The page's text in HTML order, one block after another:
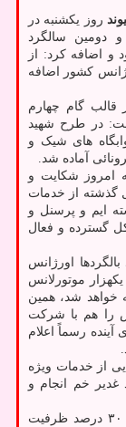
روز یکشنبه در
دومین سالگرد
و اضافه کرد: از
اورژانس کشور اضافه
قالب گام چهارم
در طرح شهید
و خوابگاه های شیک و
آماده شد.
امروز شکایت و
اورژانس ۱۱۵ در یکسال گذشته از خدمات
ایم و پرسنل و
گسترده و فعال
اورژانس
یکهزار موتورلانس
خواهد شد، همین
آمبولانس را هم با شرکت
رسماً اعلام
از خدمات ویژه
غدیر خم انجام و
رئیس سازمان اورژانس کشور توضیح داد: حالا ۳۰ درصد ظرفیت